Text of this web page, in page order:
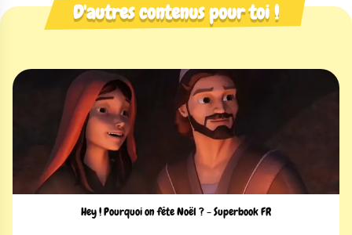
D'autres contenus pour toi !
Hey ! Pourquoi on fête Noël ? - Superbook FR